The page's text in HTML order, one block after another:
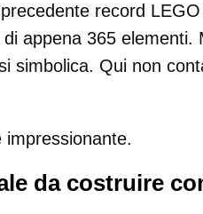
record
appena 365 elementi.
simbolica. Qui non
da costruire